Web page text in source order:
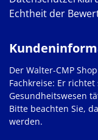
Echtheit der
Der Walter-CMP
Fachkreise: Er
Gesundheitswesen
Bitte beachten Sie,
werden.